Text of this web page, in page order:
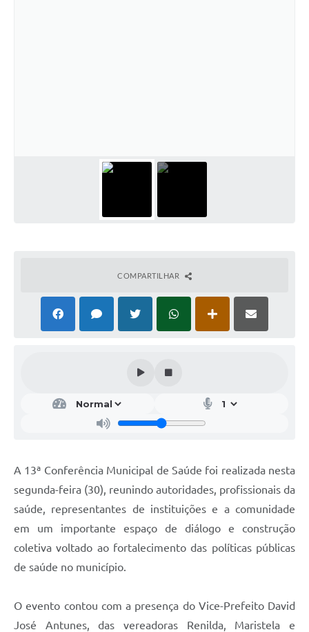
COMPARTILHAR
A 13ª Conferência Municipal de Saúde foi realizada nesta
segunda-feira (30), reunindo autoridades, profissionais da
saúde, representantes de instituições e a comunidade
em um importante espaço de diálogo e construção
coletiva voltado ao fortalecimento das políticas públicas
de saúde no município.
O evento contou com a presença do Vice-Prefeito David
José Antunes, das vereadoras Renilda, Maristela e